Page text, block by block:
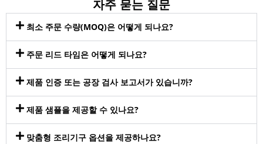
자주 묻는 질문
최소 주문 수량(MOQ)은 어떻게 되나요?
주문 리드 타임은 어떻게 되나요?
제품 인증 또는 공장 검사 보고서가 있습니까?
제품 샘플을 제공할 수 있나요?
맞춤형 조리기구 옵션을 제공하나요?